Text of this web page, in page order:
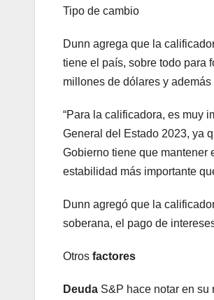
Tipo de cambio
Dunn agrega que la
tiene el país, sobre todo para
millones de dólares y
“Para la calificadora, es muy
General del Estado 2023, ya
Gobierno tiene que mantener
estabilidad más importante
Dunn agregó que la
soberana, el pago de
Otros factores
Deuda S&P hace notar en su